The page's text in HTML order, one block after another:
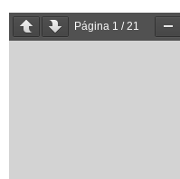
Página 1 /21